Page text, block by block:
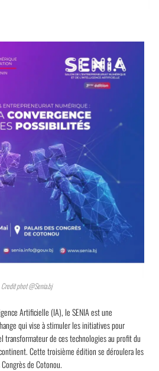
Credit phot @Senia.bj
Artificielle (IA), le SENIA est une
qui vise à stimuler les initiatives pour
de ces technologies au profit du
Cette troisième édition se déroulera les
de Cotonou.